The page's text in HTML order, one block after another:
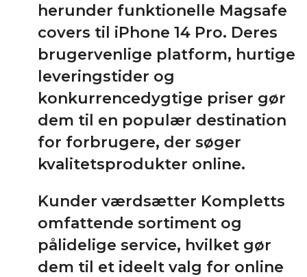
herunder funktionelle Magsafe
covers til iPhone 14 Pro. Deres
brugervenlige platform, hurtige
leveringstider og
konkurrencedygtige priser gør
dem til en populær destination
for forbrugere, der søger
kvalitetsprodukter online.
Kunder værdsætter Kompletts
omfattende sortiment og
pålidelige service, hvilket gør
dem til et ideelt valg for online